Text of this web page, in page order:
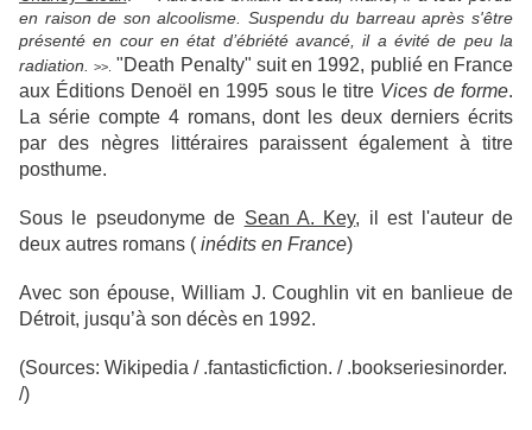
en raison de son alcoolisme. Suspendu du barreau après s'être
présenté en cour en état d’ébriété avancé, il a évité de peu la
radiation.
>>.
"Death Penalty" suit en 1992, publié en France
aux Éditions Denoël en 1995 sous le titre Vices de forme.
La série compte 4 romans, dont les deux derniers écrits
par des nègres littéraires paraissent également à titre
posthume.
Sous le pseudonyme de Sean A. Key, il est l'auteur de
deux autres romans ( inédits en France)
Avec son épouse, William J. Coughlin vit en banlieue de
Détroit, jusqu’à son décès en 1992.
(Sources: Wikipedia / .fantasticfiction. / .bookseriesinorder.
/)